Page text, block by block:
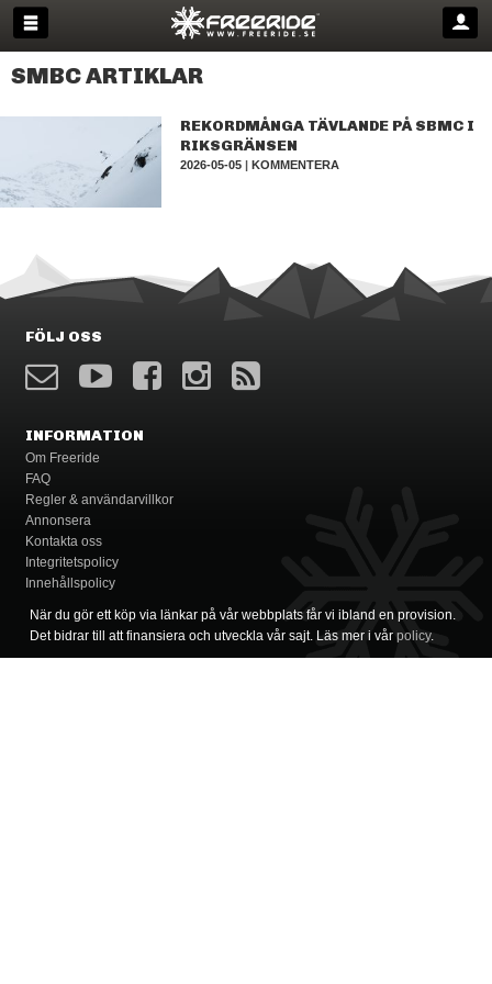
SMBC ARTIKLAR
REKORDMÅNGA TÄVLANDE PÅ SBMC I
RIKSGRÄNSEN
2026-05-05 |KOMMENTERA
FÖLJ OSS
INFORMATION
Om Freeride
FAQ
Regler & användarvillkor
Annonsera
Kontakta oss
Integritetspolicy
Innehållspolicy
När du gör ett köp via länkar på vår webbplats får vi ibland en provision.
Det bidrar till att finansiera och utveckla vår sajt. Läs mer i vår policy.